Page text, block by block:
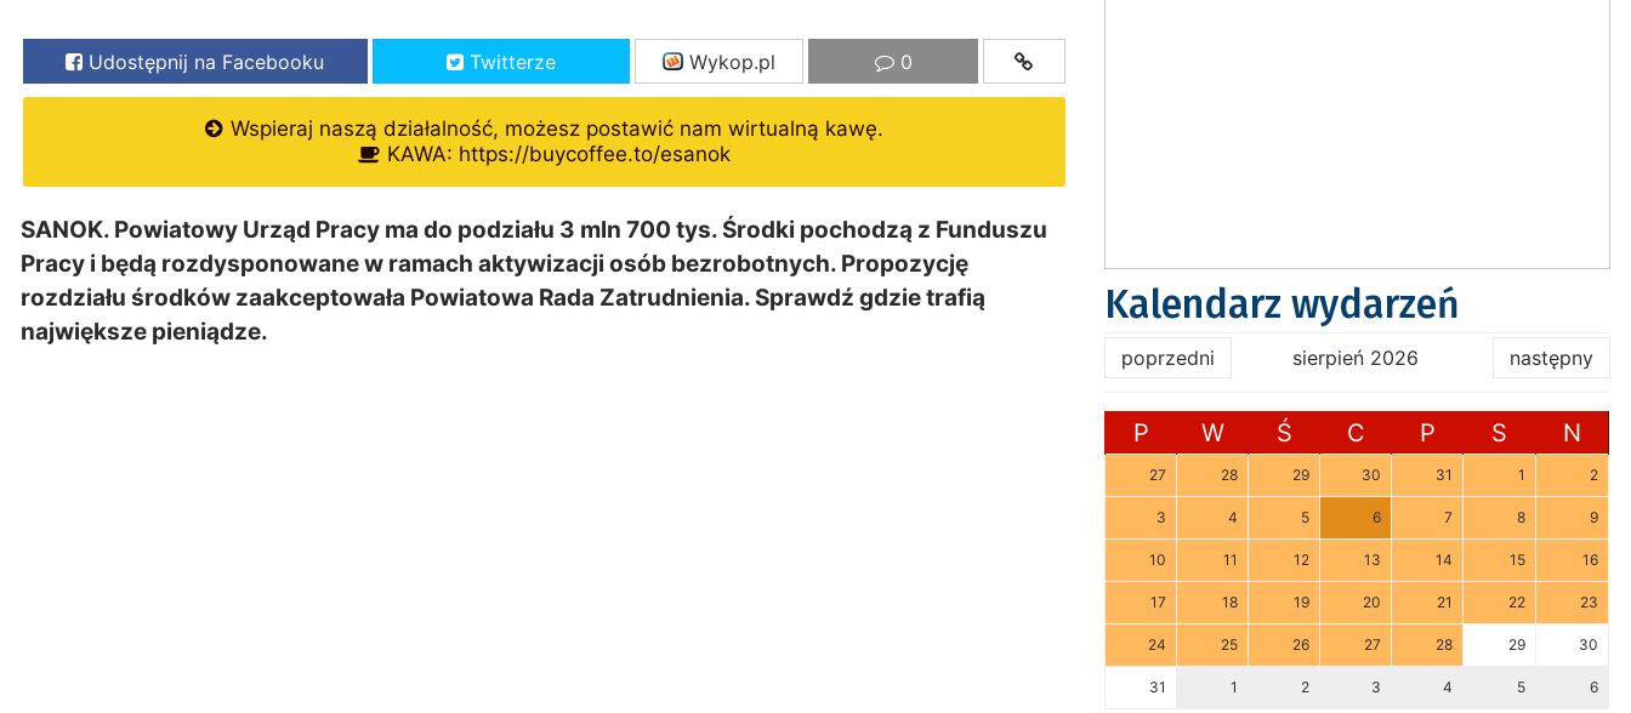
Udostępnij na Facebooku Twitterze Wykop.pl 0
Wspieraj naszą działalność, możesz postawić nam wirtualną kawę.
KAWA: https://buycoffee.to/esanok
SANOK. Powiatowy Urząd Pracy ma do podziału 3 mln 700 tys. Środki pochodzą z Funduszu
Pracy i będą rozdysponowane w ramach aktywizacji osób bezrobotnych. Propozycję
rozdziału środków zaakceptowała Powiatowa Rada Zatrudnienia. Sprawdź gdzie trafią
największe pieniądze.
Kalendarz wydarzeń
poprzedni sierpień 2026 następny
P W Ś C P S N
27 28 29 30 31 1 2
3 4 5 6 7 8 9
10 11 12 13 14 15 16
17 18 19 20 21 22 23
24 25 26 27 28 29 30
31 1 2 3 4 5 6